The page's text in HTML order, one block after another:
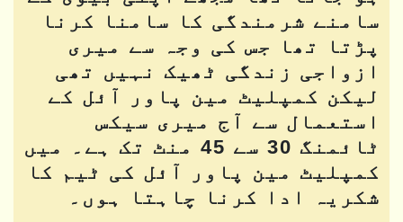
سامنے شرمندگی کا سامنا کرنا
پڑتا تھا جس کی وجہ سے میری
ازواجی زندگی ٹھیک نہیں تھی
لیکن کمپلیٹ مین پاور آئل کے
استعمال سے آج میری سیکس
ٹائمنگ 30 سے 45 منٹ تک ہے۔ میں
کمپلیٹ مین پاور آئل کی ٹیم کا
شکریہ ادا کرنا چاہتا ہوں۔